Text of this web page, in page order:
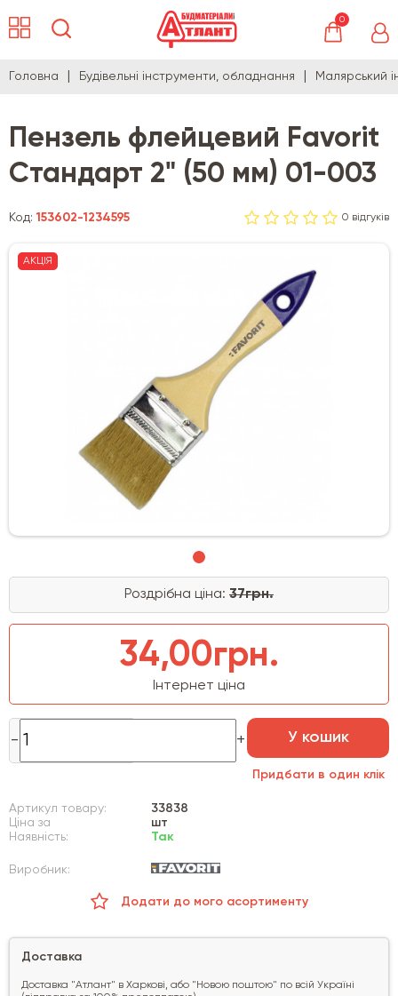
0
Головна Будівельні інструменти, обладнання Малярський
Пензель флейцевий Favorit
Стандарт 2" (50 мм) 01-003
Код:153602-1234595 0 відгуків
АКЦІЯ
Роздрібна ціна: 37грн.
34,00грн.
Інтернет ціна
У кошик
Придбати в один клік
Артикул товару:
33838
Ціна за
шт
Наявність:
Так
Виробник:
Додати до мого асортименту
Доставка
Доставка "Атлант" в Харкові, або "Новою поштою" по всій Україні